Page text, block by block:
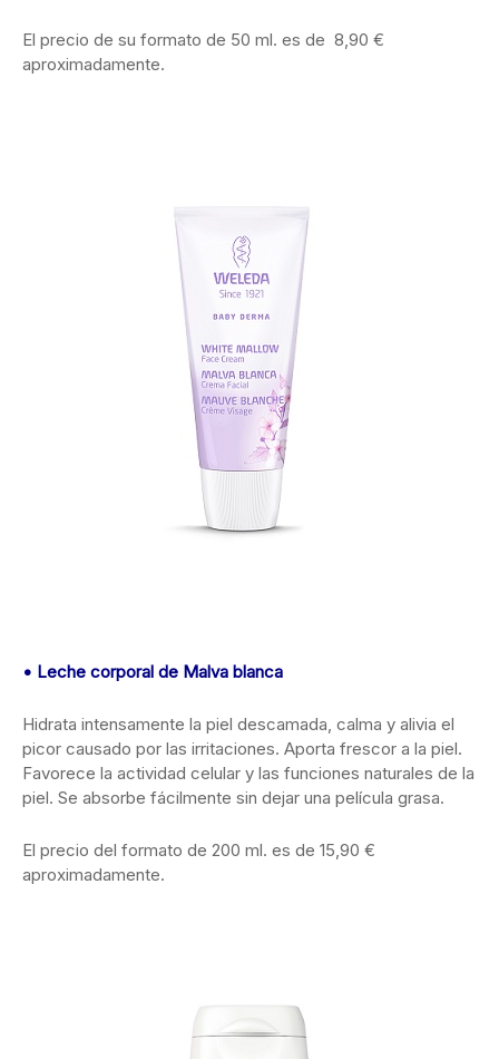
El precio de su formato de 50 ml. es de 8,90 €
aproximadamente.
• Leche corporal de Malva blanca
Hidrata intensamente la piel descamada, calma y alivia el
picor causado por las irritaciones. Aporta frescor a la piel.
Favorece la actividad celular y las funciones naturales de la
piel. Se absorbe fácilmente sin dejar una película grasa.
El precio del formato de 200 ml. es de 15,90 €
aproximadamente.